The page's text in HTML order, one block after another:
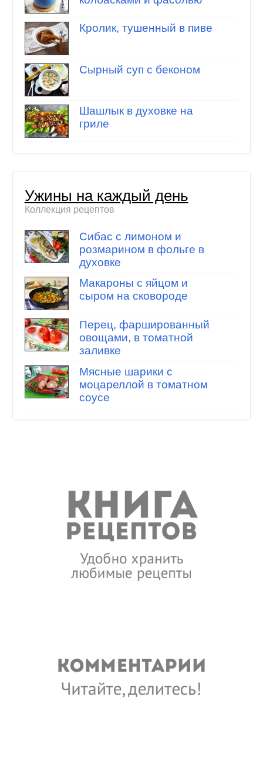
Кролик, тушенный в пиве
Сырный суп с беконом
Шашлык в духовке на
гриле
Ужины на каждый день
Коллекция рецептов
Сибас с лимоном и
розмарином в фольге в
духовке
Макароны с яйцом и
сыром на сковороде
Перец, фаршированный
овощами, в томатной
заливке
Мясные шарики с
моцареллой в томатном
соусе